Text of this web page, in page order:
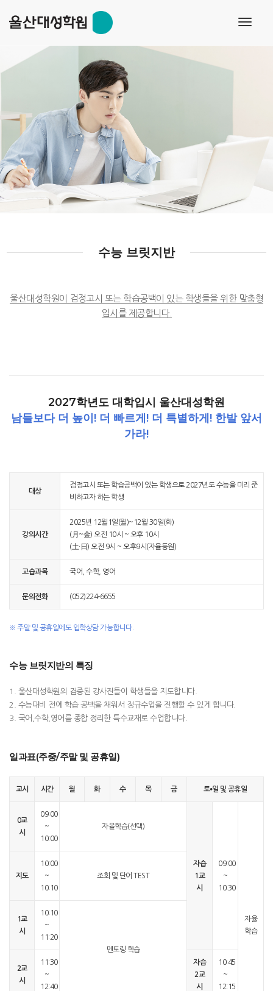
수능 브릿지반
울산대성학원이 검정고시 또는 학습공백이 있는 학생들을 위한 맞춤형
입시를 제공합니다.
2027학년도 대학입시 울산대성학원
남들보다 더 높이! 더 빠르게! 더 특별하게! 한발 앞서
가라!
대상
검정고시 또는 학습공백이 있는 학생으로 2027년도 수능을 미리 준
비하고자 하는 학생
강의시간
2025년 12월1일(월)~12월 30일(화)
(月~金) 오전 10시 ~ 오후 10시
(土·日) 오전 9시 ~ 오후9시(자율등원)
교습과목 국어, 수학, 영어
문의전화 (052)224-6655
※ 주말 및 공휴일에도 입학상담 가능합니다.
수능 브릿지반의 특징
1. 울산대성학원의 검증된 강사진들이 학생들을 지도합니다.
2. 수능대비 전에 학습 공백을 채워서 정규수업을 진행할 수 있게 합니다.
3. 국어,수학,영어를 종합 정리한 특수교재로 수업합니다.
일과표(주중/주말 및 공휴일)
교시 시간 월 화 수 목 금 토⦁일 및 공휴일
0교
시
09:00
~
10:00
자율학습(선택)
자습
1교
시
09:00
~
10:30
자율
학습
지도
10:00
~
10:10
조회 및 단어 TEST
1교
시
10:10
~
11:20
멘토링 학습
2교
시
11:30
~
12:40
자습
2교
시
10:45
~
12:15